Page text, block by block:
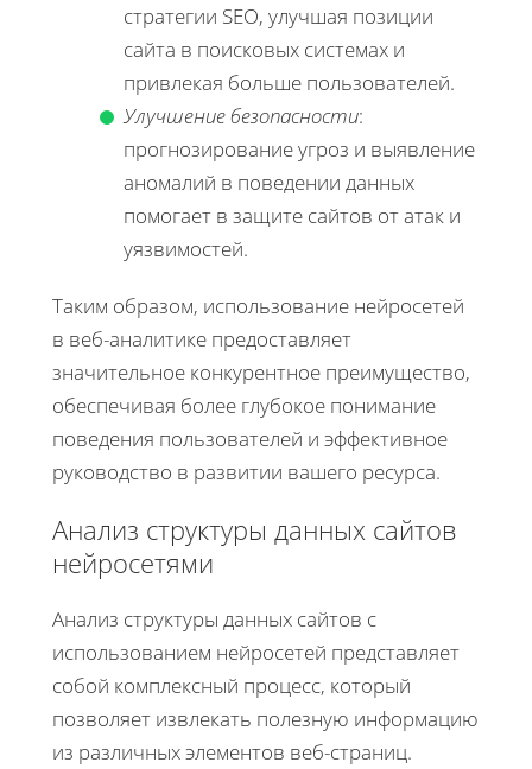
стратегии SEO, улучшая позиции
сайта в поисковых системах и
привлекая больше пользователей.
Улучшение безопасности:
прогнозирование угроз и выявление
аномалий в поведении данных
помогает в защите сайтов от атак и
уязвимостей.
Таким образом, использование нейросетей
в веб-аналитике предоставляет
значительное конкурентное преимущество,
обеспечивая более глубокое понимание
поведения пользователей и эффективное
руководство в развитии вашего ресурса.
Анализ структуры данных сайтов
нейросетями
Анализ структуры данных сайтов с
использованием нейросетей представляет
собой комплексный процесс, который
позволяет извлекать полезную информацию
из различных элементов веб-страниц.